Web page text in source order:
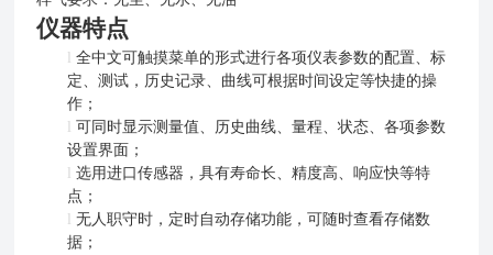
仪器特点
l全中文可触摸菜单的形式进行各项仪表参数的配置、标
定、测试，历史记录、曲线可根据时间设定等快捷的操
作；
l可同时显示测量值、历史曲线、量程、状态、各项参数
设置界面；
l选用进口传感器，具有寿命长、精度高、响应快等特
点；
l无人职守时，定时自动存储功能，可随时查看存储数
据；